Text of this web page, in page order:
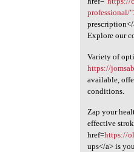
professional/
prescription</
Explore our
Variety of
https://
available,
conditions.
Zap your
effective
href=https://
ups</a> is